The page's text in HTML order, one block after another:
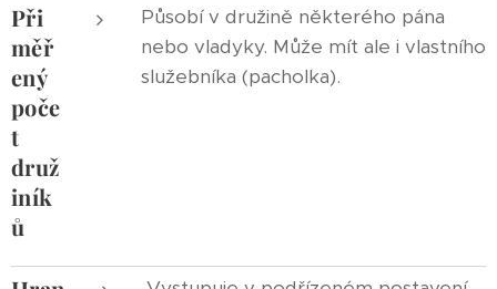
Při
měř
ený
poče
t
druž
iník
ů
Působí v družině některého pána
nebo vladyky. Může mít ale i vlastního
služebníka (pacholka).